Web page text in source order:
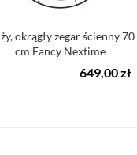
okrągły zegar ścienny 70
cm Fancy Nextime
649,00 zł